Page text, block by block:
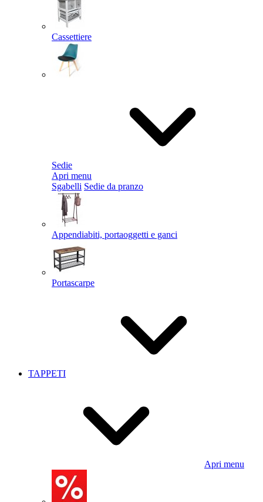
Cassettiere
Sedie
Apri menu
Sgabelli Sedie da pranzo
Appendiabiti, portaoggetti e ganci
Portascarpe
TAPPETI
Apri menu